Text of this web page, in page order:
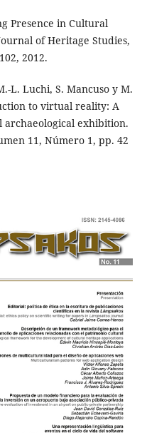
Presence in Cultural
of Heritage Studies,
2012.
L. Luchi, S. Mancuso y M.
to virtual reality: A
exhibition.
11, Número 1, pp. 42